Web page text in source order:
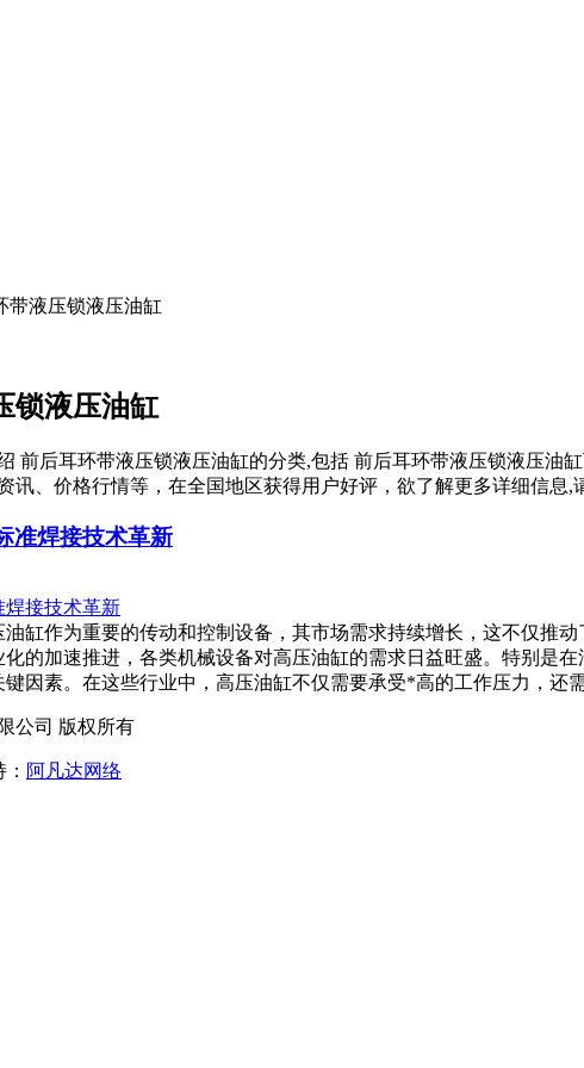
带液压锁液压油缸
锁液压油缸
前后耳环带液压锁液压油缸的分类,包括 前后耳环带液压锁液压油缸
讯、价格行情等，在全国地区获得用户好评，欲了解更多详细信息,
准焊接技术革新
缸作为重要的传动和控制设备，其市场需求持续增长，这不仅推
的加速推进，各类机械设备对高压油缸的需求日益旺盛。特别是
因素。在这些行业中，高压油缸不仅需要承受*高的工作压力，还
公司 版权所有
阿凡达网络